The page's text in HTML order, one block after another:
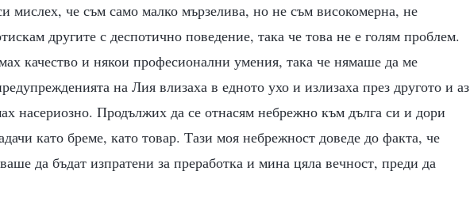
мислех, че съм само малко мързелива, но не съм високомерна, не
другите с деспотично поведение, така че това не е голям проблем.
качество и някои професионални умения, така че нямаше да ме
на Лия влизаха в едното ухо и излизаха през другото и аз
насериозно. Продължих да се отнасям небрежно към дълга си и дори
като бреме, като товар. Тази моя небрежност доведе до факта, че
да бъдат изпратени за преработка и мина цяла вечност, преди да